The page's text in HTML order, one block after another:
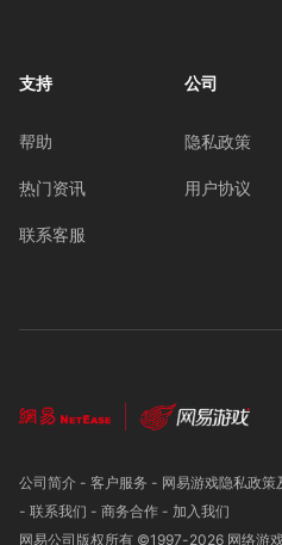
支持
帮助
热门资讯
联系客服
公司
隐私政策
用户协议
公司简介 - 客户服务 - 网易游戏隐私政策
- 联系我们 - 商务合作 - 加入我们
网易公司版权所有 ©1997-2026 网络游